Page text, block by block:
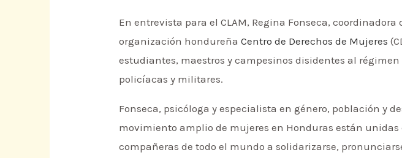
En entrevista para el CLAM, Regina Fonseca,
organización hondureñaCentro de Derechos de Mujeres
estudiantes, maestros y campesinos disidentes al
policíacas y militares.
Fonseca, psicóloga y especialista en género, población y
movimiento amplio de mujeres en Honduras están
compañeras de todo el mundo a solidarizarse,